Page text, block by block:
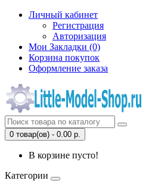
Личный кабинет
Регистрация
Авторизация
Мои Закладки (0)
Корзина покупок
Оформление заказа
0 товар(ов) - 0.00 р.
В корзине пусто!
Категории